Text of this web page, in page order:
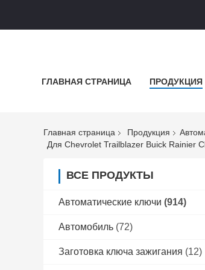
ГЛАВНАЯ СТРАНИЦА ПРОДУКЦИЯ
Главная страница Продукция
Для Chevrolet Trailblazer Buick Rainier
ВСЕ ПРОДУКТЫ
Автоматические ключи (914)
Автомобиль (72)
Заготовка ключа зажигания (12)